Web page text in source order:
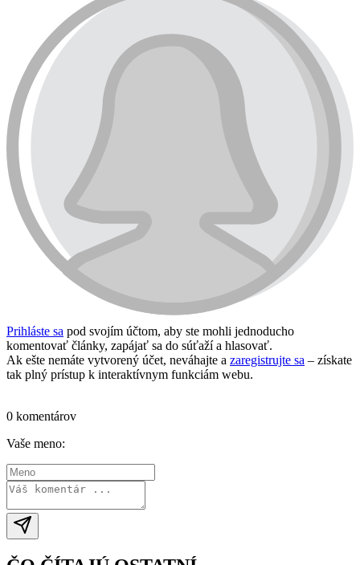
Prihláste sa pod svojím účtom, aby ste mohli jednoducho
komentovať články, zapájať sa do súťaží a hlasovať.
Ak ešte nemáte vytvorený účet, neváhajte a zaregistrujte sa – získate
tak plný prístup k interaktívnym funkciám webu.
0 komentárov
Vaše meno: